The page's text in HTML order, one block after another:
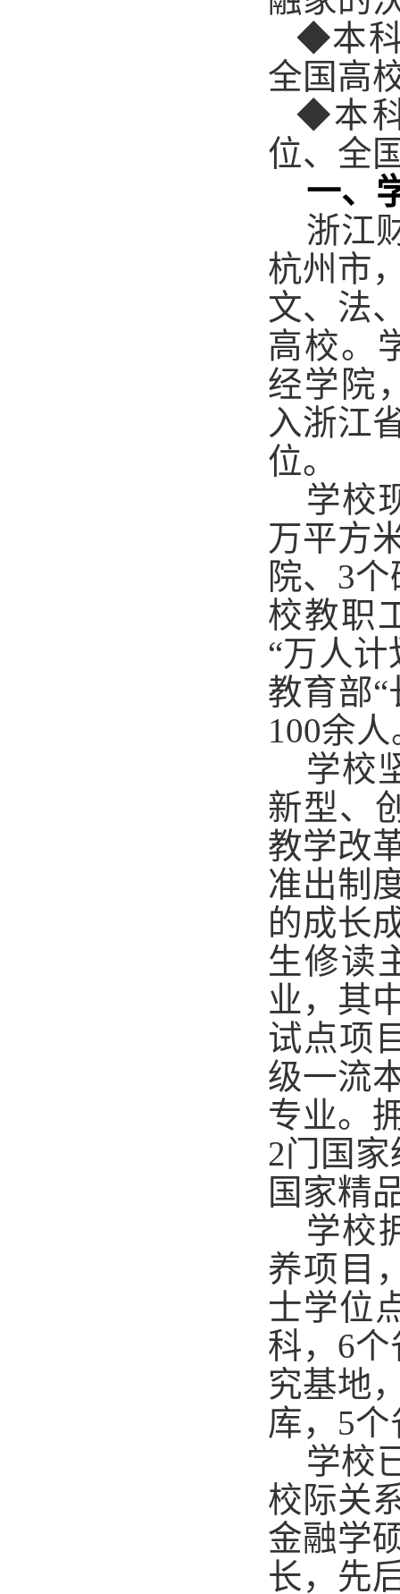
◆本科
全国高
◆本
位、全
一、
浙江
杭州市
文、法
高校。
经学院
入浙江
位。
学校
万平方
院、3
校教职
“万人
教育部
100余
学校
新型、
教学改
准出制
的成长
生修读
业，其
试点项
级一流
专业。
2门国
国家精
学校
养项目
士学位
科，6
究基地
库，5
学校
校际关
金融学
长，先